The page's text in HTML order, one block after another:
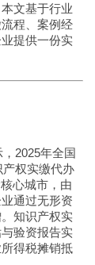
文基于行业
程、案例经
提供一份实
2025年全国
权实缴代办
心城市，由
通过无形资
知识产权实
验资报告实
得税摊销抵